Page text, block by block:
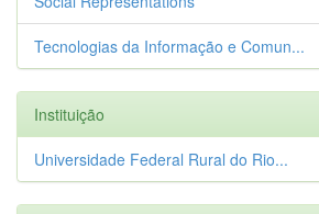
Tecnologias da Informação e Comun...
Instituição
Universidade Federal Rural do Rio...